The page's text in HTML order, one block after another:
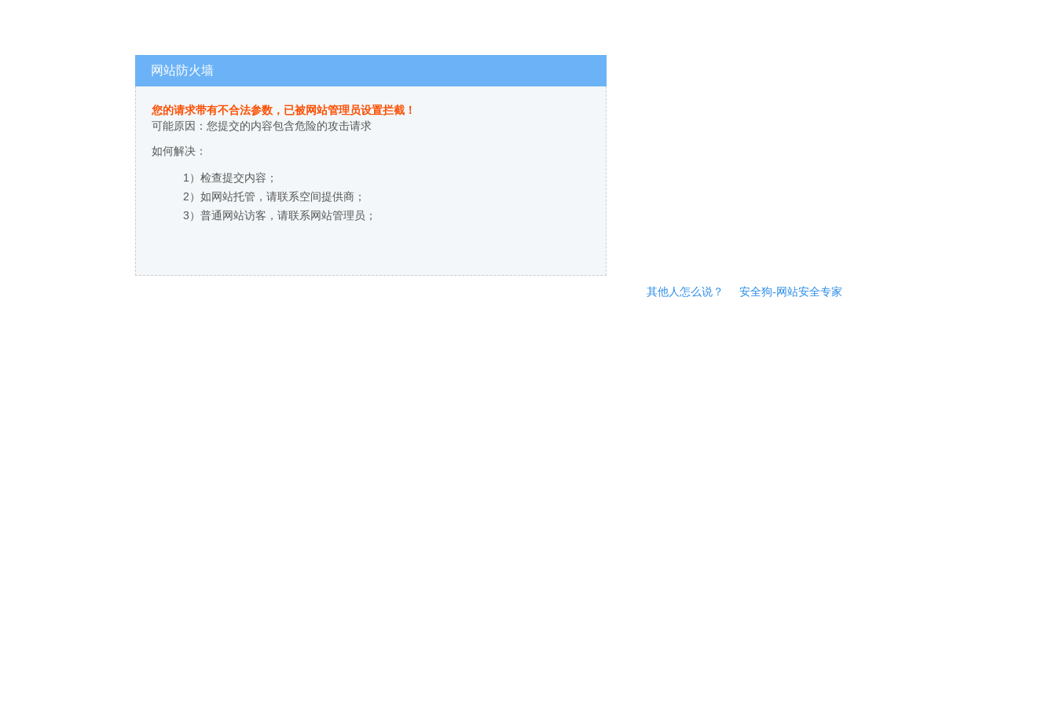
网站防火墙
您的请求带有不合法参数，已被网站管理员设置拦截！
可能原因：您提交的内容包含危险的攻击请求
如何解决：
1）检查提交内容；
2）如网站托管，请联系空间提供商；
3）普通网站访客，请联系网站管理员；
其他人怎么说？ 安全狗-网站安全专家